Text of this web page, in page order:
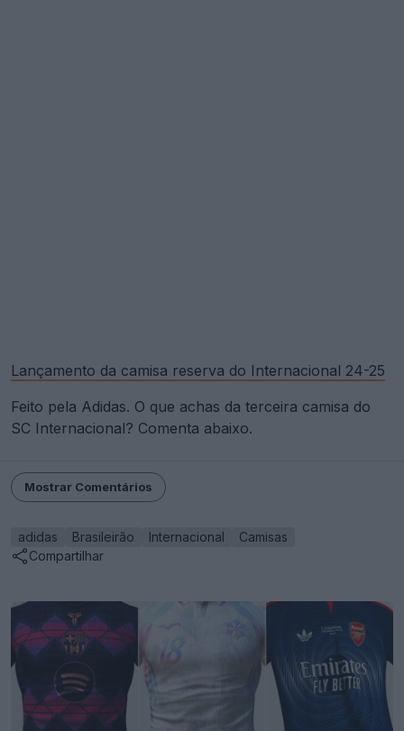
Lançamento da camisa reserva do Internacional 24-25
Feito pela Adidas. O que achas da terceira camisa do
SC Internacional? Comenta abaixo.
Mostrar Comentários
adidas Brasileirão Internacional
Camisas
Compartilhar